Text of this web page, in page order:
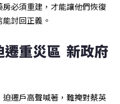
必須重建，才能讓他們恢復
討回正義。
重災區  新政府
迫遷戶高聲喊著，難掩對蔡英